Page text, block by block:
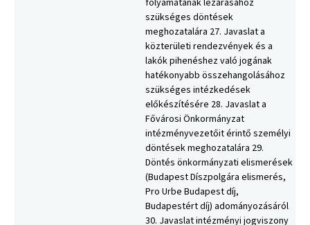
folyamatának lezárásához
szükséges döntések
meghozatalára 27. Javaslat a
közterületi rendezvények és a
lakók pihenéshez való jogának
hatékonyabb összehangolásához
szükséges intézkedések
előkészítésére 28. Javaslat a
Fővárosi Önkormányzat
intézményvezetőit érintő személyi
döntések meghozatalára 29.
Döntés önkormányzati elismerések
(Budapest Díszpolgára elismerés,
Pro Urbe Budapest díj,
Budapestért díj) adományozásáról
30. Javaslat intézményi jogviszony